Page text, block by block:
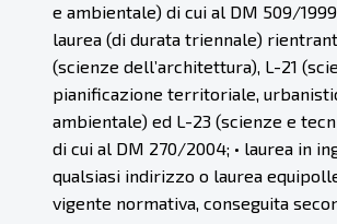
e ambientale) di cui al DM 509/
laurea (di durata triennale)
(scienze dell’architettura), L-21
pianificazione territoriale,
ambientale) ed L-23 (scienze e
di cui al DM 270/2004; • laurea in
qualsiasi indirizzo o laurea
vigente normativa, conseguita